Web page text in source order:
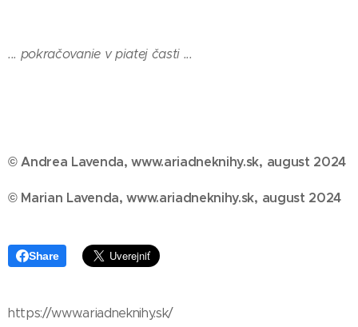
... pokračovanie v piatej časti ...
© Andrea Lavenda, www.ariadneknihy.sk, august 2024
© Marian Lavenda, www.ariadneknihy.sk, august 2024
Share
https://www.ariadneknihy.sk/